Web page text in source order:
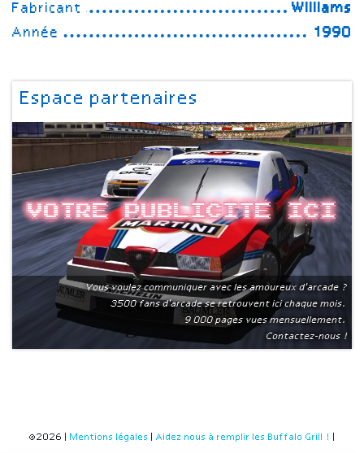
Fabricant
Williams
Année
1990
Espace partenaires
Votre publicite ici
Vous voulez communiquer avec les amoureux d'arcade ?
3500 fans d'arcade se retrouvent ici chaque mois.
9 000 pages vues mensuellement.
Contactez-nous !
©2026 | Mentions légales Aidez nous à remplir les Buffalo Grill !